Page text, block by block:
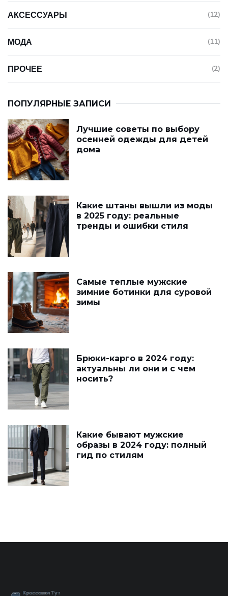
АКСЕССУАРЫ (12)
МОДА (11)
ПРОЧЕЕ (2)
ПОПУЛЯРНЫЕ ЗАПИСИ
Лучшие советы по выбору
осенней одежды для детей
дома
Какие штаны вышли из моды
в 2025 году: реальные
тренды и ошибки стиля
Самые теплые мужские
зимние ботинки для суровой
зимы
Брюки-карго в 2024 году:
актуальны ли они и с чем
носить?
Какие бывают мужские
образы в 2024 году: полный
гид по стилям